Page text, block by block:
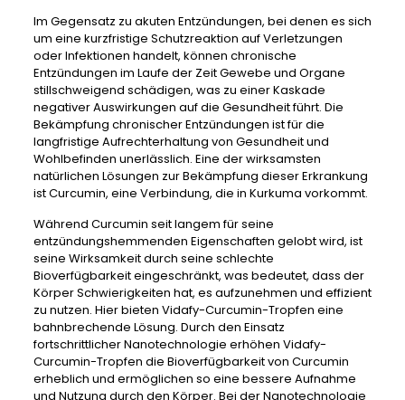
Im Gegensatz zu akuten Entzündungen, bei denen es sich
um eine kurzfristige Schutzreaktion auf Verletzungen
oder Infektionen handelt, können chronische
Entzündungen im Laufe der Zeit Gewebe und Organe
stillschweigend schädigen, was zu einer Kaskade
negativer Auswirkungen auf die Gesundheit führt. Die
Bekämpfung chronischer Entzündungen ist für die
langfristige Aufrechterhaltung von Gesundheit und
Wohlbefinden unerlässlich. Eine der wirksamsten
natürlichen Lösungen zur Bekämpfung dieser Erkrankung
ist Curcumin, eine Verbindung, die in Kurkuma vorkommt.
Während Curcumin seit langem für seine
entzündungshemmenden Eigenschaften gelobt wird, ist
seine Wirksamkeit durch seine schlechte
Bioverfügbarkeit eingeschränkt, was bedeutet, dass der
Körper Schwierigkeiten hat, es aufzunehmen und effizient
zu nutzen. Hier bieten Vidafy-Curcumin-Tropfen eine
bahnbrechende Lösung. Durch den Einsatz
fortschrittlicher Nanotechnologie erhöhen Vidafy-
Curcumin-Tropfen die Bioverfügbarkeit von Curcumin
erheblich und ermöglichen so eine bessere Aufnahme
und Nutzung durch den Körper. Bei der Nanotechnologie